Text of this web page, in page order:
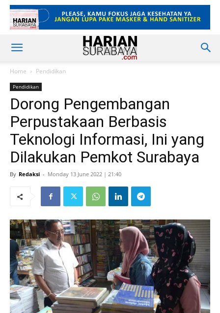
Home Pendidikan
Pendidikan
Dorong Pengembangan
Perpustakaan Berbasis
Teknologi Informasi, Ini yang
Dilakukan Pemkot Surabaya
By Redaksi - Monday 13 June 2022 | 21:40